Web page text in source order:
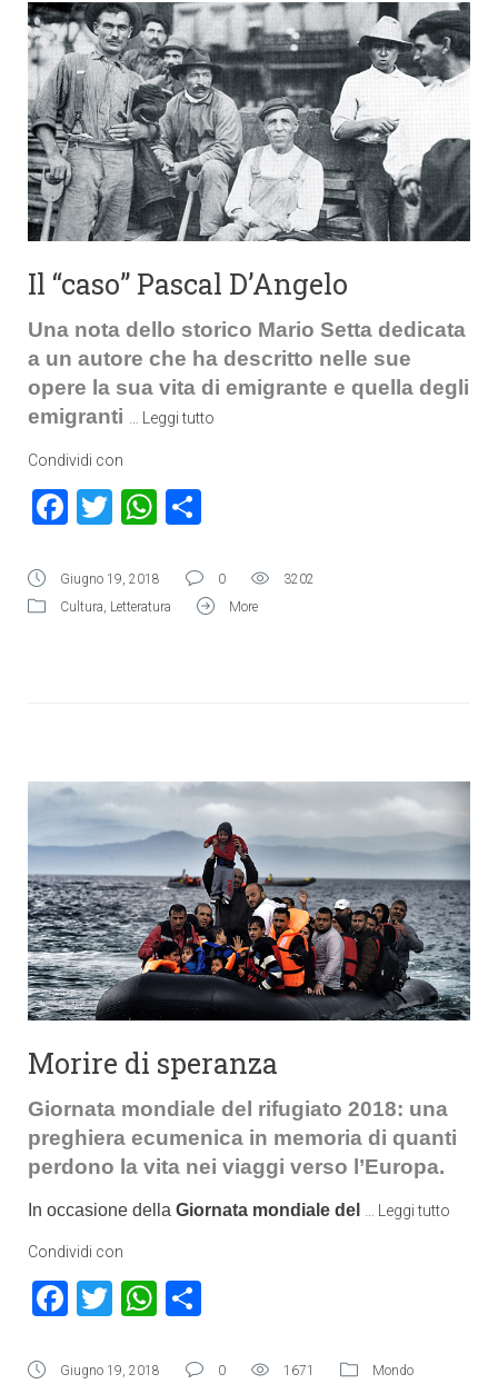
Il “caso” Pascal D’Angelo
Una nota dello storico Mario Setta dedicata
a un autore che ha descritto nelle sue
opere la sua vita di emigrante e quella degli
emigranti
Leggi tutto
Condividi con
Facebook
TwitterWhatsApp
Giugno 19, 2018 0
3202
Cultura, Letteratura More
Morire di speranza
Giornata mondiale del rifugiato 2018: una
preghiera ecumenica in memoria di quanti
perdono la vita nei viaggi verso l’Europa.
In occasione della Giornata mondiale del Leggi tutto
Condividi con
Facebook
TwitterWhatsApp
Giugno 19, 2018 0 1671 Mondo